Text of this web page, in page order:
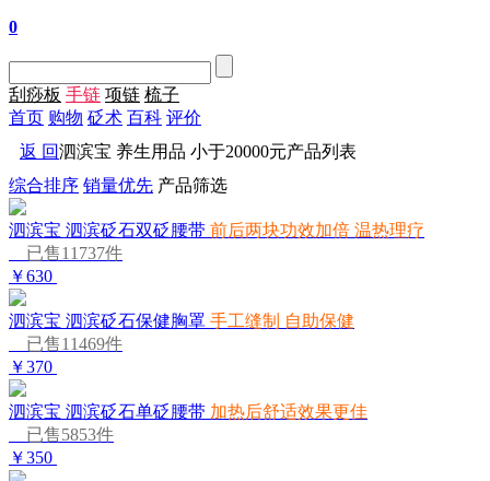
0
刮痧板 手链 项链 梳子
首页 购物 砭术 百科 评价
返 回泗滨宝 养生用品 小于20000元产品列表
综合排序 销量优先 产品筛选
泗滨宝 泗滨砭石双砭腰带 前后两块功效加倍 温热理疗
已售11737件
￥630
泗滨宝 泗滨砭石保健胸罩 手工缝制 自助保健
已售11469件
￥370
泗滨宝 泗滨砭石单砭腰带 加热后舒适效果更佳
已售5853件
￥350